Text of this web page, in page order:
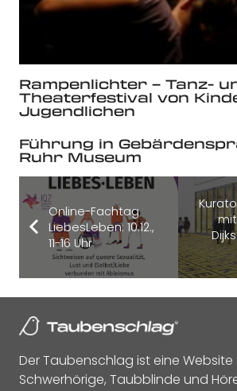
Rampenlichter – Tanz-
Theaterfestival von
Jugendlichen
Führung in
Ruhr Museum
Online-Fachtag
LiebesLeben: 10.12.,
11-16 Uhr
mit
Der Taubenschlag ist eine Website
Schwerhörige, Taubblinde und